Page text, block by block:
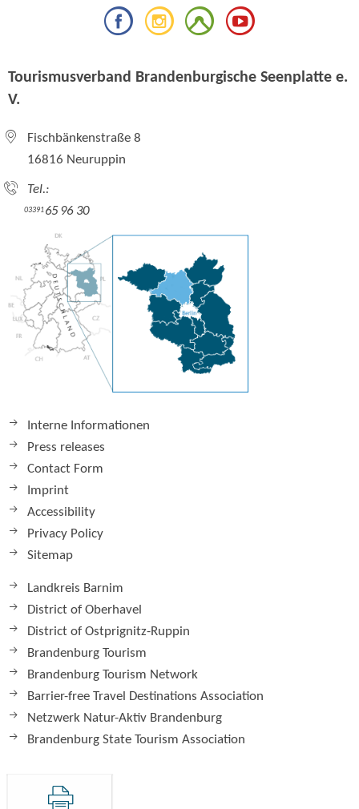
Tourismusverband Brandenburgische Seenplatte e.
V.
Fischbänkenstraße 8
16816 Neuruppin
Tel.:
0339165 96 30
Interne Informationen
Press releases
Contact Form
Imprint
Accessibility
Privacy Policy
Sitemap
Landkreis Barnim
District of Oberhavel
District of Ostprignitz-Ruppin
Brandenburg Tourism
Brandenburg Tourism Network
Barrier-free Travel Destinations Association
Netzwerk Natur-Aktiv Brandenburg
Brandenburg State Tourism Association